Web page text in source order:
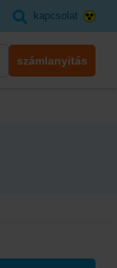
kapcsolat
számlanyitás